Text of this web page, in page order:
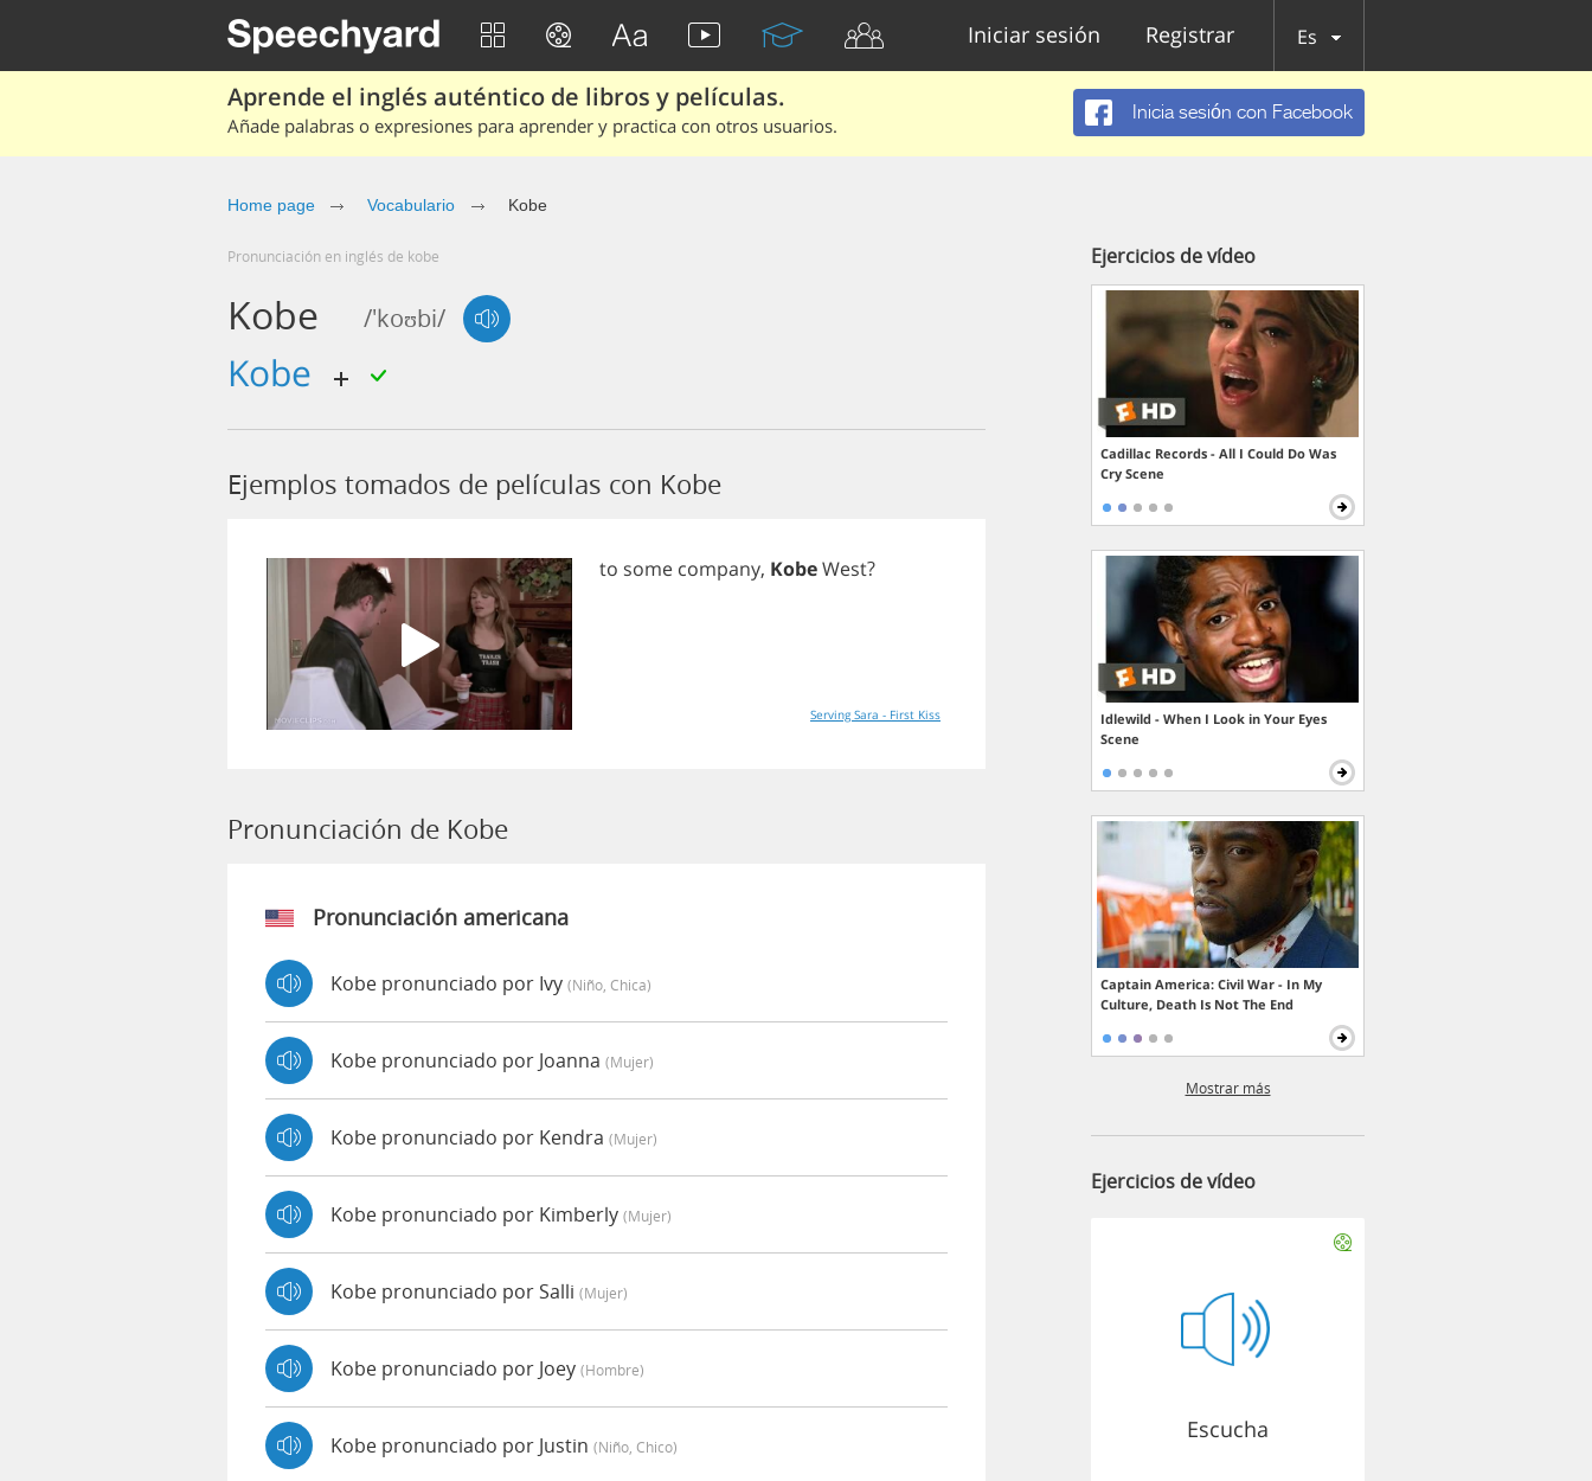
Iniciar sesión Registrar Es
Aprende el inglés auténtico de libros y películas.
Añade palabras o expresiones para aprender y practica con otros usuarios.
Inicia sesión con Facebook
Home page Vocabulario Kobe
Pronunciación en inglés de kobe
Kobe /'koʊbi/
kobe
Ejemplos tomados de películas con Kobe
to some company, KobeWest?
Serving Sara - First Kiss
Pronunciación de Kobe
Pronunciación americana
Kobe pronunciado por Ivy (niño, Chica)
Kobe pronunciado por Joanna (mujer)
Kobe pronunciado por Kendra (mujer)
Kobe pronunciado por Kimberly (mujer)
Kobe pronunciado por Salli (mujer)
Kobe pronunciado por Joey (hombre)
Kobe pronunciado por Justin (niño, Chico)
Ejercicios de vídeo
Cadillac Records - All I Could Do Was
Cry Scene
Idlewild - When I Look in Your Eyes
Scene
Captain America: Civil War - In My
Culture, Death Is Not The End
Mostrar más
Ejercicios de vídeo
Escucha